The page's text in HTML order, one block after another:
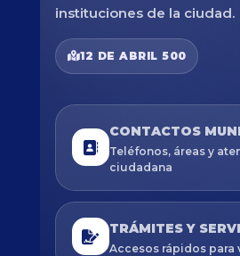
instituciones de la ciudad.
12 DE ABRIL 500
CONTACTOS
Teléfonos, áreas y
ciudadana
TRÁMITES Y
Accesos rápidos para